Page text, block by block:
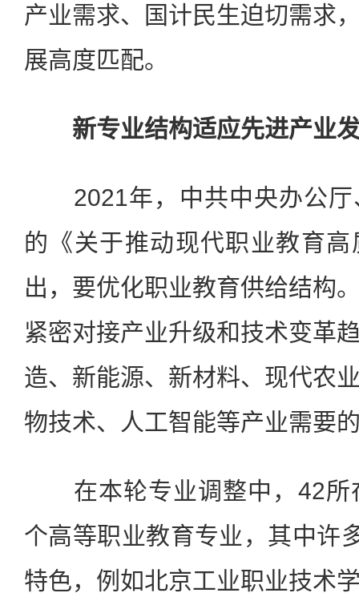
产业需求、国计民生迫切需求
展高度匹配。
新专业结构适应先进产业
2021年，中共中央办公厅
的《关于推动现代职业教育
出，要优化职业教育供给结构
紧密对接产业升级和技术变革
造、新能源、新材料、现代农
物技术、人工智能等产业需要
在本轮专业调整中，42所
个高等职业教育专业，其中许
特色，例如北京工业职业技术